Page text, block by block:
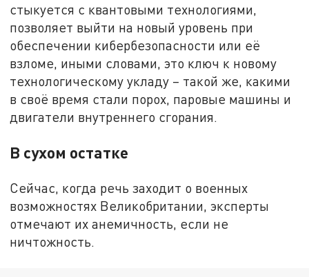
стыкуется с квантовыми технологиями,
позволяет выйти на новый уровень при
обеспечении кибербезопасности или её
взломе, иными словами, это ключ к новому
технологическому укладу – такой же, какими
в своё время стали порох, паровые машины и
двигатели внутреннего сгорания.
В сухом остатке
Сейчас, когда речь заходит о военных
возможностях Великобритании, эксперты
отмечают их анемичность, если не
ничтожность.